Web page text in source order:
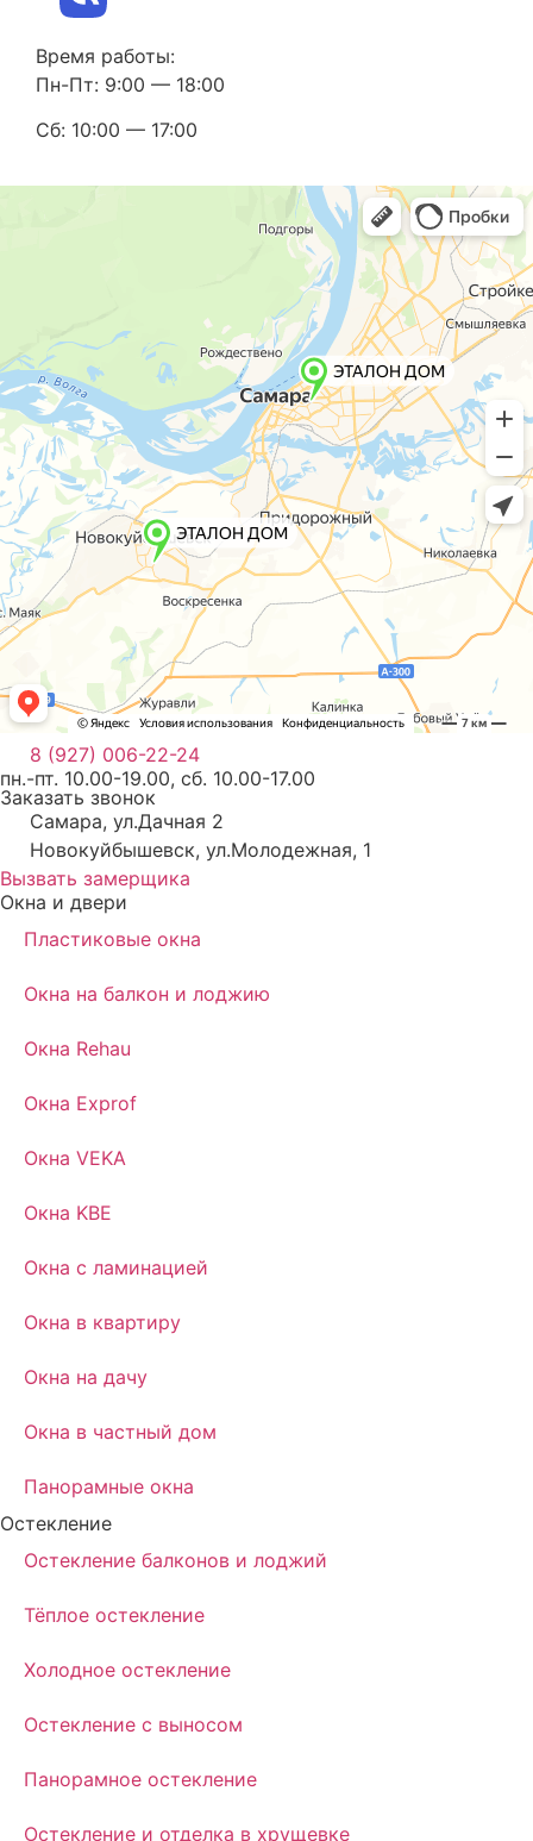
Время работы:
Пн-Пт: 9:00 — 18:00
Сб: 10:00 — 17:00
8 (927) 006-22-24
пн.-пт. 10.00-19.00, сб. 10.00-17.00
Заказать звонок
Самара, ул.Дачная 2
Новокуйбышевск, ул.Молодежная, 1
Вызвать замерщика
Окна и двери
Пластиковые окна
Окна на балкон и лоджию
Окна Rehau
Окна Exprof
Окна VEKA
Окна KBE
Окна с ламинацией
Окна в квартиру
Окна на дачу
Окна в частный дом
Панорамные окна
Остекление
Остекление балконов и лоджий
Тёплое остекление
Холодное остекление
Остекление с выносом
Панорамное остекление
Остекление и отделка в хрущевке